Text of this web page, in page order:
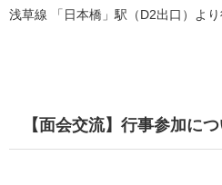
浅草線 「日本橋」駅（D2出口）よ
【面会交流】行事参加に